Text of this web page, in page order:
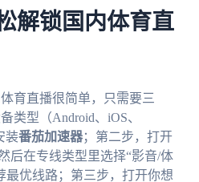
解锁国内体育直
育直播很简单，只需要三
类型（Android、iOS、
装番茄加速器；第二步，打开
后在专线类型里选择“影音/体
最优线路；第三步，打开你想